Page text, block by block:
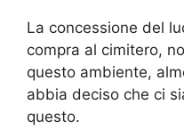
La concessione del
compra al cimitero,
questo ambiente,
abbia deciso che ci
questo.